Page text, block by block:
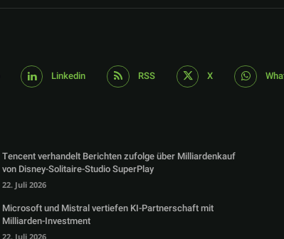
Linkedin RSS X
Tencent verhandelt Berichten zufolge über Milliardenkauf
von Disney-Solitaire-Studio SuperPlay
22. Juli 2026
Microsoft und Mistral vertiefen KI-Partnerschaft mit
Milliarden-Investment
22. Juli 2026